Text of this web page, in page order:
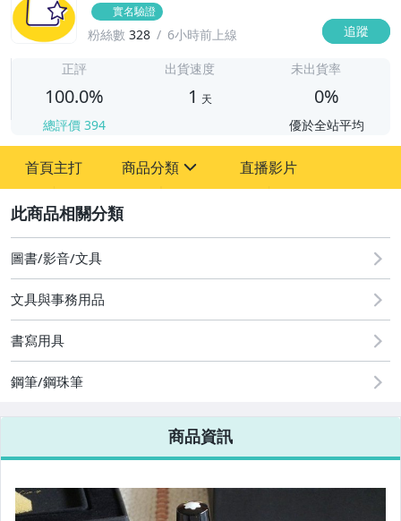
實名驗證
粉絲數 328 6小時前上線 追蹤
正評
100.0%
總評價 394
出貨速度
1 天
未出貨率
0%
優於全站平均
首頁主打 商品分類
圖書/影音/文具
男性精品與服飾
直播影片
圖書/影音/文具
文具與事務用品
書寫用具
鋼筆/鋼珠筆
商品資訊